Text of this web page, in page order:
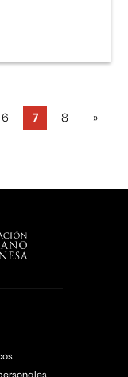
6 7 8 »